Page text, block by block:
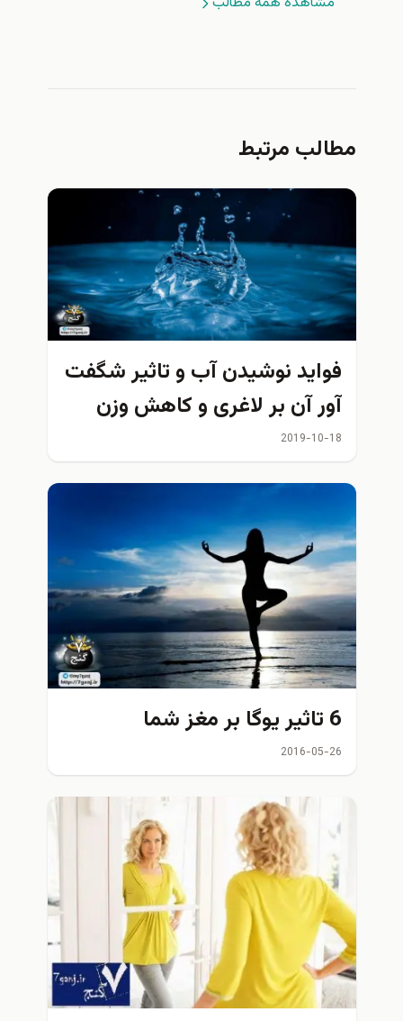
مطالب مرتبط
فواید نوشیدن آب و تاثیر شگفت
آور آن بر لاغری و کاهش وزن
2019-10-18
6 تاثیر یوگا بر مغز شما
2016-05-26